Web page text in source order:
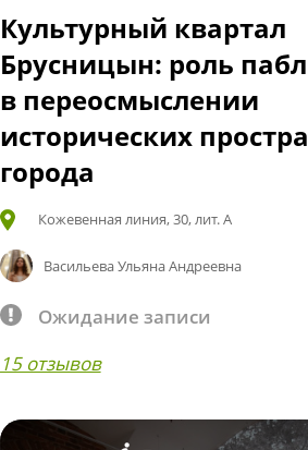
Культурный квартал
Брусницын: роль
в переосмыслении
исторических
города
Кожевенная линия, 30, лит. А
Васильева Ульяна Андреевна
Ожидание записи
15 отзывов